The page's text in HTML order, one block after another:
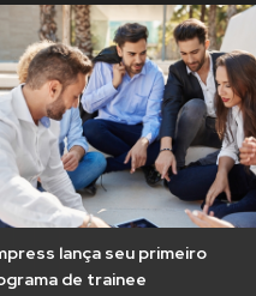
lança seu primeiro
de trainee